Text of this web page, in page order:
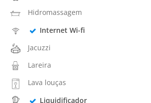
Hidromassagem
Internet Wi-fi
Jacuzzi
Lareira
Lava louças
Liquidificador